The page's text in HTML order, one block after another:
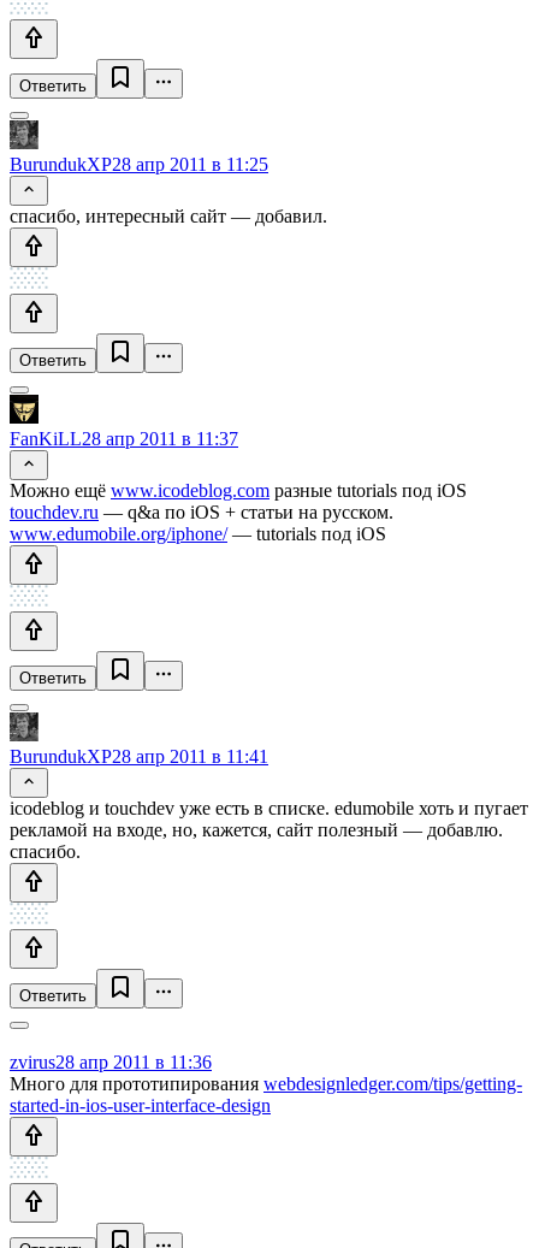
Ответить
BurundukXP28 апр 2011 в 11:25
спасибо, интересный сайт — добавил.
Ответить
FanKiLL28 апр 2011 в 11:37
Можно ещё www.icodeblog.com разные tutorials под iOS
touchdev.ru — q&a по iOS + статьи на русском.
www.edumobile.org/iphone/— tutorials под iOS
Ответить
BurundukXP28 апр 2011 в 11:41
icodeblog и touchdev уже есть в списке. edumobile хоть и пугает
рекламой на входе, но, кажется, сайт полезный — добавлю.
спасибо.
Ответить
zvirus28 апр 2011 в 11:36
Много для прототипирования webdesignledger.com/tips/getting-
started-in-ios-user-interface-design